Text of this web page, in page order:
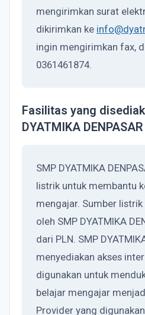
mengirimkan surat
dikirimkan ke
ingin mengirimkan fax,
0361461874.
Fasilitas yang
DYATMIKA DENPASAR
SMP DYATMIKA
listrik untuk membantu
mengajar. Sumber
oleh SMP DYATMIKA
dari PLN. SMP
menyediakan akses
digunakan untuk
belajar mengajar
Provider yang